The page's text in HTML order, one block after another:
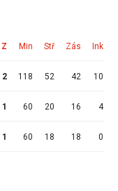
Z Min Stř Zás Ink
2 118 52 42 10
1 60 20 16 4
1 60 18 18 0